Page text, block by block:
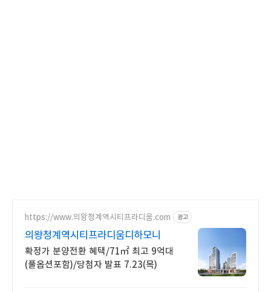
https://www.의왕청계역시티프라디움.com 광고
의왕청계역시티프라디움디하모니
확정가 분양전환 혜택/71㎡ 최고 9억대
(풀옵션포함)/당첨자 발표 7.23(목)